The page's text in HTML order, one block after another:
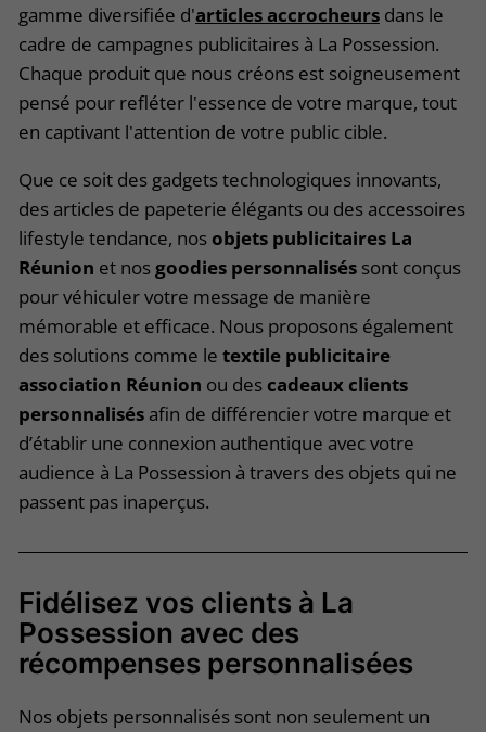
gamme diversifiée d'articles accrocheurs dans le
cadre de campagnes publicitaires à La Possession.
Chaque produit que nous créons est soigneusement
pensé pour refléter l'essence de votre marque, tout
en captivant l'attention de votre public cible.
Que ce soit des gadgets technologiques innovants,
des articles de papeterie élégants ou des accessoires
lifestyle tendance, nos objets publicitaires La
Réunion et nos goodies personnalisés sont conçus
pour véhiculer votre message de manière
mémorable et efficace. Nous proposons également
des solutions comme le textile publicitaire
association Réunion ou des cadeaux clients
personnalisés afin de différencier votre marque et
d’établir une connexion authentique avec votre
audience à La Possession à travers des objets qui ne
passent pas inaperçus.
Fidélisez vos clients à La
Possession avec des
récompenses personnalisées
Nos objets personnalisés sont non seulement un